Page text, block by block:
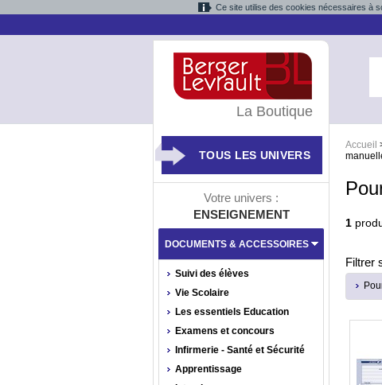
Ce site utilise des cookies nécessaires à
Accueil
1
Filtrer
La Boutique
TOUS LES UNIVERS
Votre univers :
ENSEIGNEMENT
DOCUMENTS & ACCESSOIRES
Suivi des élèves
Vie Scolaire
Les essentiels Education
Examens et concours
Infirmerie - Santé et Sécurité
Apprentissage